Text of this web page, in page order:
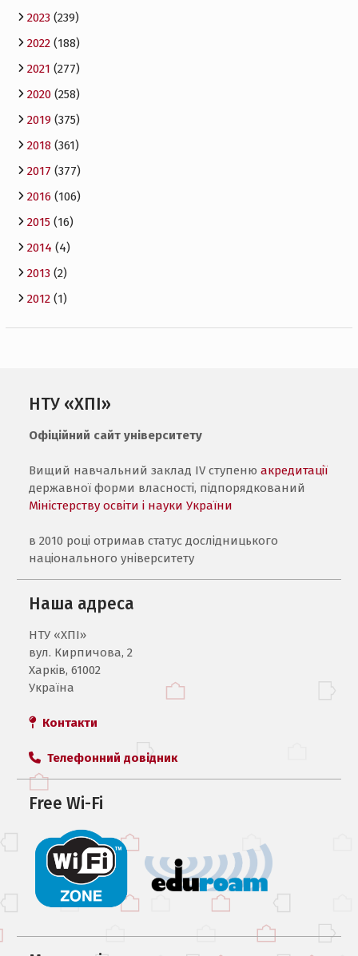
2023(239)
2022(188)
2021 (277)
2020(258)
2019(375)
2018(361)
2017 (377)
2016(106)
2015(16)
2014 (4)
2013(2)
2012(1)
НТУ «ХПІ»
Офіційний сайт університету
Вищий навчальний заклад IV ступенюакредитації
державної форми власності, підпорядкований
Міністерству освіти і науки України
в 2010 році отримав статус дослідницького
національного університету
Наша адреса
НТУ «ХПI»
вул. Кирпичова, 2
Харків, 61002
Україна
Контакти
Телефонний довідник
Free Wi-Fi